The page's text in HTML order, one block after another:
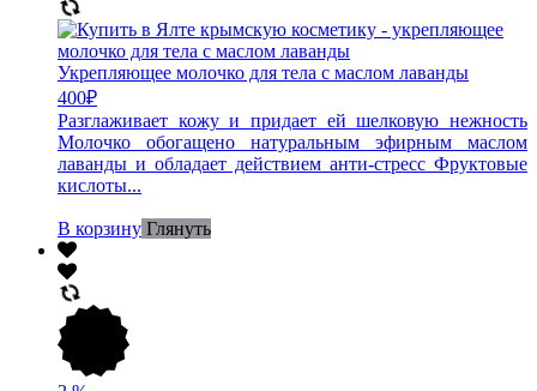
Укрепляющее молочко для тела с маслом лаванды
400₽
Разглаживает кожу и придает ей шелковую нежность
Молочко обогащено натуральным эфирным маслом
лаванды и обладает действием анти-стресс Фруктовые
кислоты...
В корзину Глянуть